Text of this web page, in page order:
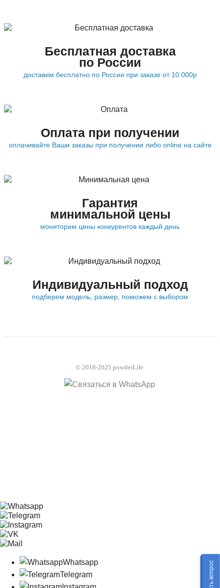
Бесплатная доставка
по России
доставим бесплатно по России при заказе от 10 000р
Оплата при получении
оплачивайте Ваши заказы при получении либо online на сайте
Гарантия
минимальной цены
мониторим цены конкурентов каждый день
Индивидуальный подход
подберем модель, размер, поможем с выбором
© 2018-2025 powderLife
Whatsapp
Telegram